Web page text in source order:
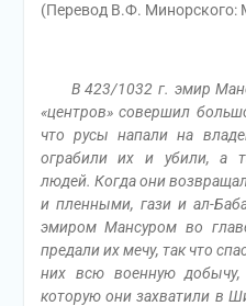
(Перевод В.Ф. Минорского:
В 423/1032 г. эмир
«центров» совершил
что русы напали на
ограбили их и убили, а
людей. Когда они
и пленными, гази и ал-
эмиром Мансуром во
предали их мечу, так что
них всю военную
которую они захватили в